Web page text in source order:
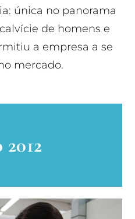
única no panorama
de homens e
a empresa a se
mercado.